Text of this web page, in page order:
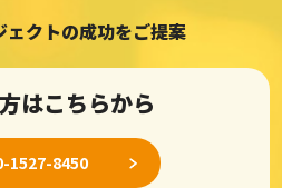
クトの成功をご提案
はこちらから
1527-8450